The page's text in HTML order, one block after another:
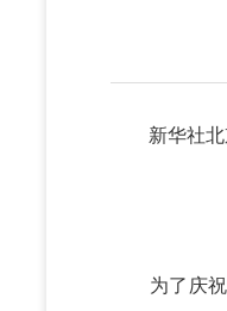
新华社北
为了庆祝中